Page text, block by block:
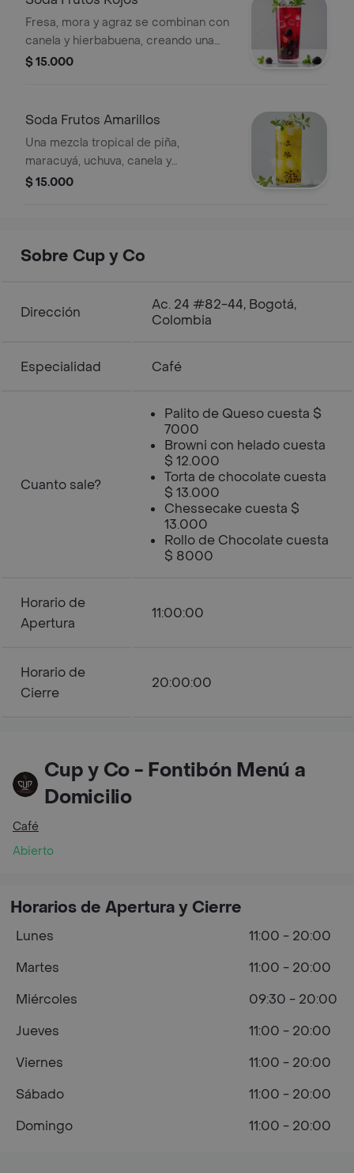
Fresa, mora y agraz se combinan con
canela y hierbabuena, creando una
bebida frutal, fresca y llena de sabor.
$ 15.000
Soda Frutos Amarillos
Una mezcla tropical de piña,
maracuyá, uchuva, canela y
hierbabuena, que ofrece un sabor
$ 15.000
Sobre Cup y Co
Dirección
Ac. 24 #82-44, Bogotá,
Colombia
Especialidad Café
Cuanto sale?
Palito de Queso cuesta $
7000
Browni con helado cuesta
$ 12.000
Torta de chocolate cuesta
$ 13.000
Chessecake cuesta $
13.000
Rollo de Chocolate cuesta
$ 8000
Horario de
Apertura
11:00:00
Horario de
Cierre
20:00:00
Cup y Co - Fontibón Menú a
Domicilio
Café
Abierto
Horarios de Apertura y Cierre
Lunes
11:00 - 20:00
Martes
11:00 - 20:00
Miércoles
09:30 - 20:00
Jueves
11:00 - 20:00
Viernes
11:00 - 20:00
Sábado
11:00 - 20:00
Domingo
11:00 - 20:00